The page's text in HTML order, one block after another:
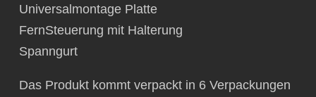
Universalmontage Platte
FernSteuerung mit Halterung
Spanngurt
Das Produkt kommt verpackt in 6 Verpackungen